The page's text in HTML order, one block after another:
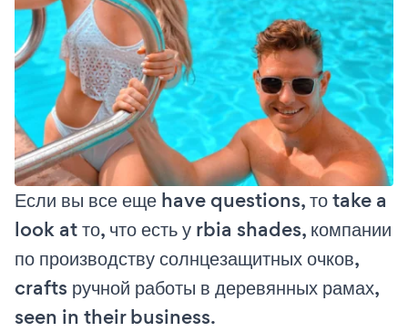
Если вы все еще have questions, то take a
look at то, что есть у rbia shades, компании
по производству солнцезащитных очков,
crafts ручной работы в деревянных рамах,
seen in their business.